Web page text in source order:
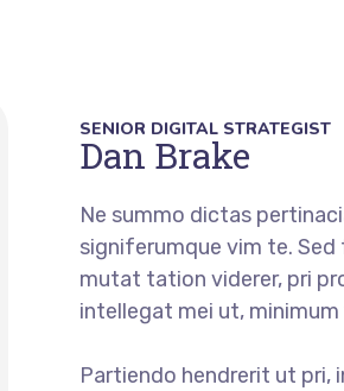
SENIOR DIGITAL STRATEGIST
Dan Brake
Ne summo dictas
signiferumque vim te. Sed
mutat tation viderer, pri
intellegat mei ut,
Partiendo hendrerit ut pri,